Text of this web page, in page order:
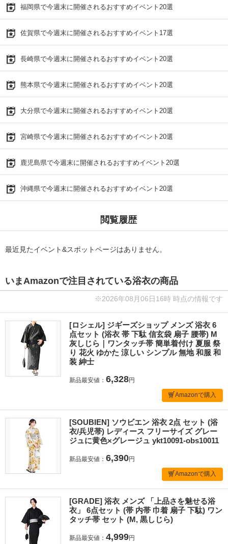
福岡県で今週末に開催されるおすすめイベント20選
佐賀県で今週末に開催されるおすすめイベント17選
長崎県で今週末に開催されるおすすめイベント20選
熊本県で今週末に開催されるおすすめイベント20選
大分県で今週末に開催されるおすすめイベント20選
宮崎県で今週末に開催されるおすすめイベント20選
鹿児島県で今週末に開催されるおすすめイベント20選
沖縄県で今週末に開催されるおすすめイベント20選
閲覧履歴
最近見たイベント&スポットページはありません。
いまAmazonで注目されている浴衣の商品
※2026年08月06日16時 時点の情報です
[ロシェル] ジギーズショップ メンズ 浴衣 6
点セット (浴衣 帯 下駄 信玄袋 扇子 腰帯) M
灰しじら｜ワンタッチ帯 簡単着付け 夏服 祭
り 花火 ゆかた 涼しい シンプル 無地 和服 和
装 紳士
新品最安値： 6,328円
Amazonで購入
[SOUBIEN] ソウビエン 浴衣 2点 セット (浴
衣/兵児帯) レディース フリーサイズ グレー
ジュに黄色×グレージュ ykt10091-obs10011
新品最安値： 6,390円
Amazonで購入
[GRADE] 浴衣 メンズ 「上品さを魅せる浴
衣」 6点セット (帯 内帯 巾着 扇子 下駄) ワン
タッチ帯 セット (M, 黒しじら)
新品最安値： 4,999円